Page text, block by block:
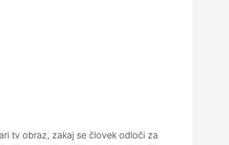
tv obraz, zakaj se človek odloči za